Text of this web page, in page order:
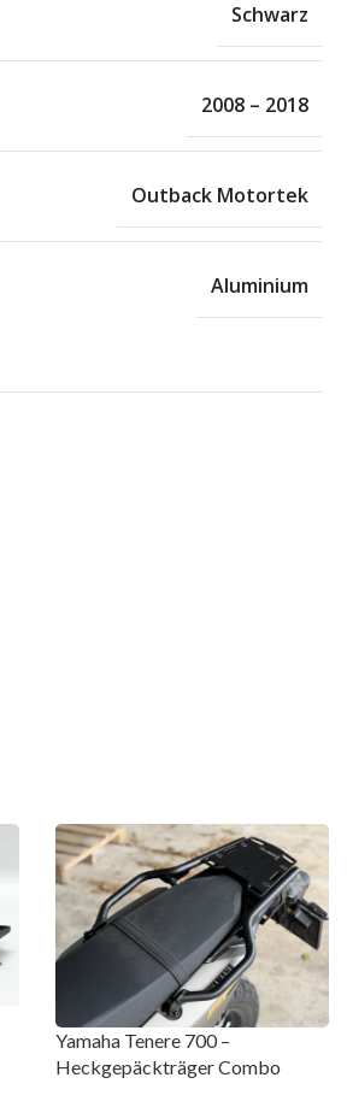
Schwarz
2008 – 2018
Outback Motortek
Aluminium
Yamaha Tenere 700 –
Heckgepäckträger Combo